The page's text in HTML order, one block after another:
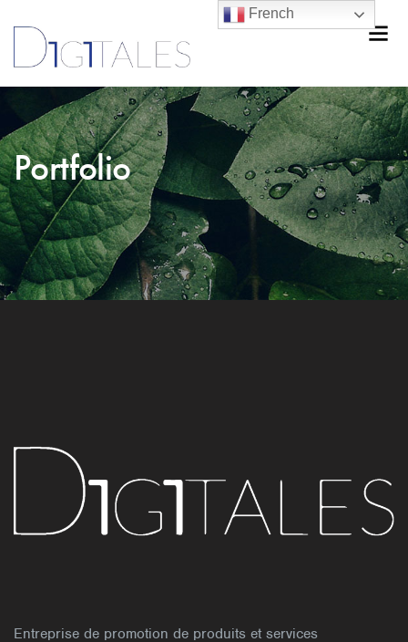
Portfolio
Entreprise de promotion de produits et services
French